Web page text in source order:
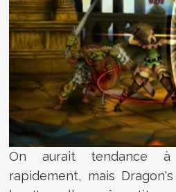
On aurait tendance
rapidement, mais